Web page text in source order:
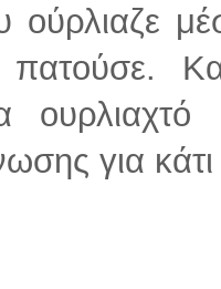
ουρλιαχτό
για